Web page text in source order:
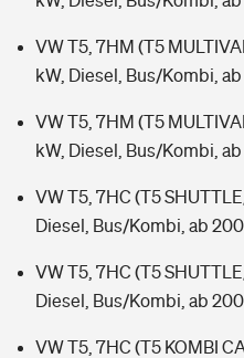
VW T5, 7HM (T5
kW, Diesel, Bus/Kombi,
VW T5, 7HM (T5
kW, Diesel, Bus/Kombi,
VW T5, 7HC (T5
Diesel, Bus/Kombi, ab
VW T5, 7HC (T5
Diesel, Bus/Kombi, ab
VW T5, 7HC (T5 KOMBI